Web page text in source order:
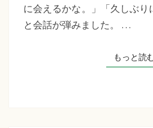
祭
物
に会えるかな。」「久しぶ
と会話が弾みました。 …
もっと読